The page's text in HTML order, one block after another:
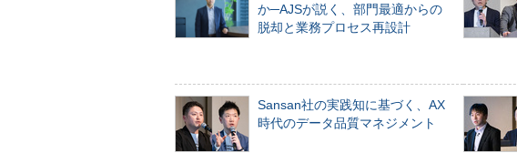
か─AJSが説く、部門最適からの
脱却と業務プロセス再設計
Sansan社の実践知に基づく、AX
時代のデータ品質マネジメント